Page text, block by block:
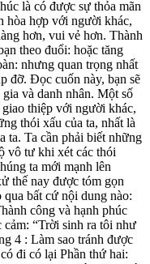
là có được sự thỏa mãn
hòa hợp với người khác,
hơn, vui vẻ hơn. Thành
theo đuổi: hoặc tăng
nhưng quan trọng nhất
đỡ. Đọc cuốn này, bạn sẽ
và danh nhân. Một số
thiệp với người khác,
thói xấu của ta, nhất là
ta. Ta cần phải biết những
vô tư khi xét các thói
ta mới mạnh lên
thế nay được tóm gọn
bất cứ nội dung nào:
công và hạnh phúc
“Trời sinh ra tôi như
4 : Làm sao tránh được
đi có lại Phần thứ hai: